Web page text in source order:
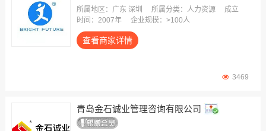
所属地区：广东 深圳 所属分类：人力资源
成立
时间：2007年
企业规模：>100人
查看商家详情
3469
青岛金石诚业管理咨询有限公司